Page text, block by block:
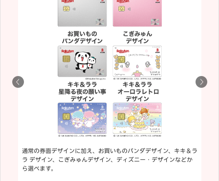
通常の券面デザインに加え、お買いものパンダデザイン、キキ＆ラ
ラ デザイン、こぎみゅんデザイン、ディズニー・デザインなどか
ら選べます。